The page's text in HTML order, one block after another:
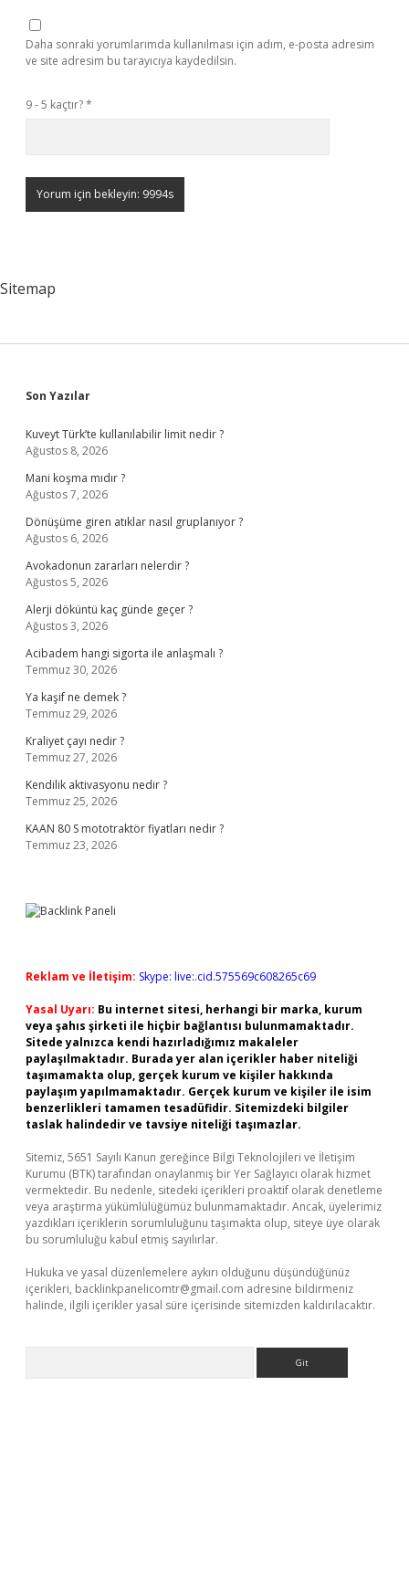
Daha sonraki yorumlarımda kullanılması için adım, e-posta adresim
ve site adresim bu tarayıcıya kaydedilsin.
9 - 5 kaçtır?*
Sitemap
Sidebar
Son Yazılar
Kuveyt Türk’te kullanılabilir limit nedir ?
Ağustos 8, 2026
Mani koşma mıdır ?
Ağustos 7, 2026
Dönüşüme giren atıklar nasıl gruplanıyor ?
Ağustos 6, 2026
Avokadonun zararları nelerdir ?
Ağustos 5, 2026
Alerji döküntü kaç günde geçer ?
Ağustos 3, 2026
Acibadem hangi sigorta ile anlaşmalı ?
Temmuz 30, 2026
Ya kaşif ne demek ?
Temmuz 29, 2026
Kraliyet çayı nedir ?
Temmuz 27, 2026
Kendilik aktivasyonu nedir ?
Temmuz 25, 2026
KAAN 80 S mototraktör fiyatları nedir ?
Temmuz 23, 2026
Reklam ve İletişim: Skype: live:.cid.575569c608265c69
Yasal Uyarı: Bu internet sitesi, herhangi bir marka, kurum
veya şahıs şirketi ile hiçbir bağlantısı bulunmamaktadır.
Sitede yalnızca kendi hazırladığımız makaleler
paylaşılmaktadır. Burada yer alan içerikler haber niteliği
taşımamakta olup, gerçek kurum ve kişiler hakkında
paylaşım yapılmamaktadır. Gerçek kurum ve kişiler ile isim
benzerlikleri tamamen tesadüfidir. Sitemizdeki bilgiler
taslak halindedir ve tavsiye niteliği taşımazlar.
Sitemiz, 5651 Sayılı Kanun gereğince Bilgi Teknolojileri ve İletişim
Kurumu (BTK) tarafından onaylanmış bir Yer Sağlayıcı olarak hizmet
vermektedir. Bu nedenle, sitedeki içerikleri proaktif olarak denetleme
veya araştırma yükümlülüğümüz bulunmamaktadır. Ancak, üyelerimiz
yazdıkları içeriklerin sorumluluğunu taşımakta olup, siteye üye olarak
bu sorumluluğu kabul etmiş sayılırlar.
Hukuka ve yasal düzenlemelere aykırı olduğunu düşündüğünüz
içerikleri, backlinkpanelicomtr@gmail.com adresine bildirmeniz
halinde, ilgili içerikler yasal süre içerisinde sitemizden kaldırılacaktır.